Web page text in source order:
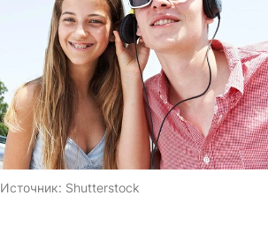
Источник: Shutterstock